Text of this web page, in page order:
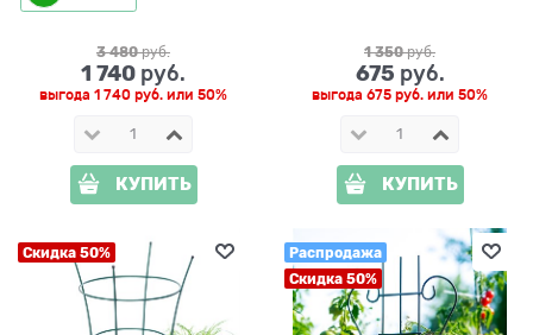
3 480 руб.
1 740 руб.
выгода 1 740 руб. или 50%
КУПИТЬ
1 350 руб.
675 руб.
выгода 675 руб. или 50%
КУПИТЬ
Скидка 50%
Распродажа
Скидка 50%